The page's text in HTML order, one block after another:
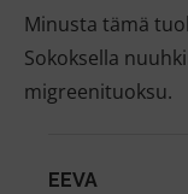
Minusta tämä
Sokoksella
migreenituoksu.
EEVA